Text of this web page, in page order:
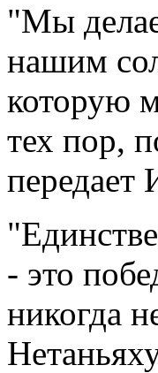
"Мы
нашим
которую
тех пор,
передает
- это
никогда